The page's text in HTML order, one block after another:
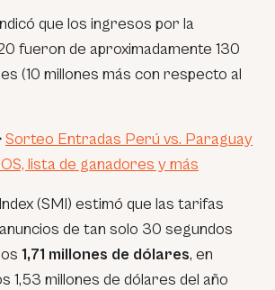
que los ingresos por la
fueron de aproximadamente 130
(10 millones más con respecto al
Sorteo Entradas Perú vs. Paraguay
lista de ganadores y más
(SMI) estimó que las tarifas
de tan solo 30 segundos
1,71 millones de dólares, en
1,53 millones de dólares del año